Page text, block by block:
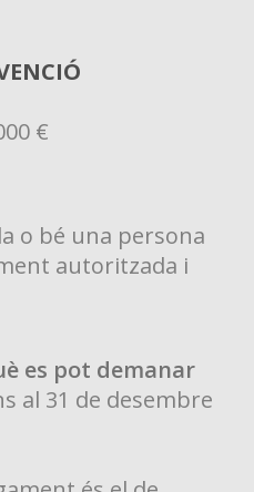
€
o bé una persona
autoritzada i
es pot demanar
al 31 de desembre